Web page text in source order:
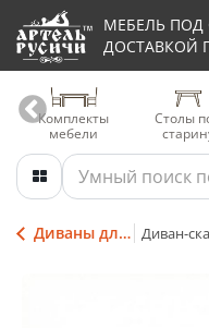
МЕБЕЛЬ ПОД
ДОСТАВКОЙ
Комплекты
мебели
Столы
Диваны для террасы